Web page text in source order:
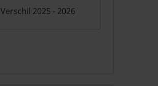
Verschil 2025 - 2026